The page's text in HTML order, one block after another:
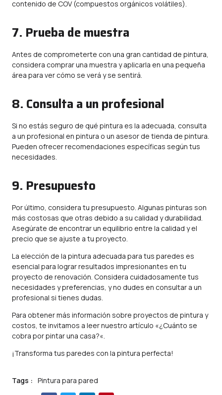
contenido de COV (compuestos orgánicos volátiles).
7. Prueba de muestra
Antes de comprometerte con una gran cantidad de pintura,
considera comprar una muestra y aplicarla en una pequeña
área para ver cómo se verá y se sentirá.
8. Consulta a un profesional
Si no estás seguro de qué pintura es la adecuada, consulta
a un profesional en pintura o un asesor de tienda de pintura.
Pueden ofrecer recomendaciones específicas según tus
necesidades.
9. Presupuesto
Por último, considera tu presupuesto. Algunas pinturas son
más costosas que otras debido a su calidad y durabilidad.
Asegúrate de encontrar un equilibrio entre la calidad y el
precio que se ajuste a tu proyecto.
La elección de la pintura adecuada para tus paredes es
esencial para lograr resultados impresionantes en tu
proyecto de renovación. Considera cuidadosamente tus
necesidades y preferencias, y no dudes en consultar a un
profesional si tienes dudas.
Para obtener más información sobre proyectos de pintura y
costos, te invitamos a leer nuestro artículo «¿Cuánto se
cobra por pintar una casa?«.
¡Transforma tus paredes con la pintura perfecta!
Tags : Pintura para pared